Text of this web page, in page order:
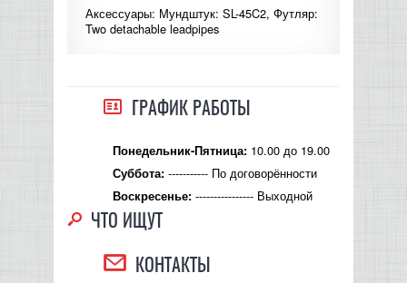
Аксессуары: Мундштук: SL-45C2, Футляр:
Two detachable leadpipes
ГРАФИК РАБОТЫ
Понедельник-Пятница: 10.00 до 19.00
Суббота: ----------- По договорённости
Воскресенье: ---------------- Выходной
ЧТО ИЩУТ
КОНТАКТЫ